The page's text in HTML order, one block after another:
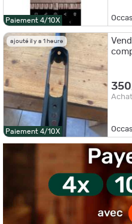
Paiement 4/10X
ajouté il y a 1 heure
Paiement 4/10X